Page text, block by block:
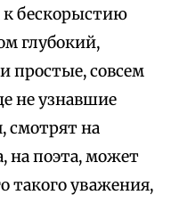
к бескорыстию
глубокий,
простые, совсем
не узнавшие
смотрят на
на поэта, может
такого уважения,